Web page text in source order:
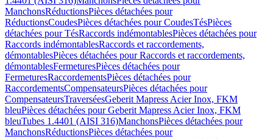
ManchonsRéductionsPièces détachées pour
RéductionsCoudesPièces détachées pour CoudesTésPièces
détachées pour TésRaccords indémontablesPièces détachées pour
Raccords indémontablesRaccords et raccordements,
démontablesPièces détachées pour Raccords et raccordements,
démontablesFermeturesPièces détachées pour
FermeturesRaccordementsPièces détachées pour
RaccordementsCompensateursPièces détachées pour
CompensateursTraverséesGeberit Mapress Acier Inox, FKM
bleuPièces détachées pour Geberit Mapress Acier Inox, FKM
bleuTubes 1.4401 (AISI 316)ManchonsPièces détachées pour
ManchonsRéductionsPièces détachées pour